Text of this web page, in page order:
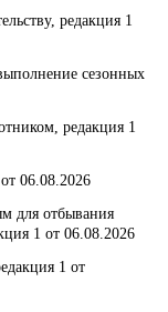
редакция 1
сезонных
редакция 1
06.08.2026
для отбывания
1 от 06.08.2026
1 от